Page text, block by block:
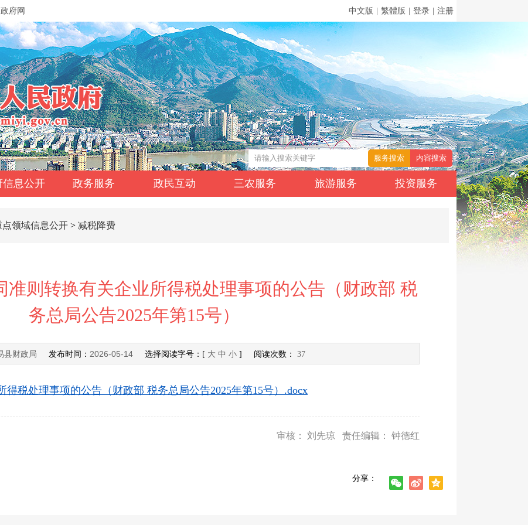
府网 中文版 繁體版 登录 注册
信息公开 政务服务 政民互动 三农服务 旅游服务 投资服务
点领域信息公开 > 减税降费
准则转换有关企业所得税处理事项的公告（财政部 税
务总局公告2025年第15号）
县财政局 发布时间： 2026-05-14 选择阅读字号：[ 大 中 小 ] 阅读次数： 37
税处理事项的公告（财政部 税务总局公告2025年第15号）.docx
审核： 刘先琼 责任编辑： 钟德红
分享：